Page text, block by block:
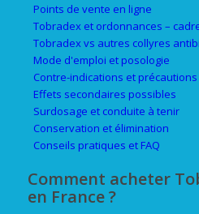
Points de vente en ligne
Tobradex et ordonnances –
Tobradex vs autres collyres
Mode d'emploi et posologie
Contre-indications et précautions
Effets secondaires possibles
Surdosage et conduite à tenir
Conservation et élimination
Conseils pratiques et FAQ
Comment acheter
en France ?